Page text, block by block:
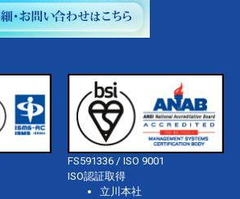
FS591336 / ISO 9001
ISO認証取得
立川本社